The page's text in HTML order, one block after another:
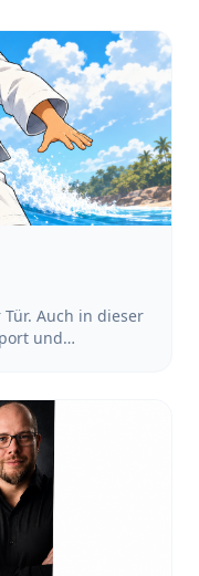
Auch in dieser
und
und
team-
von 6 bis 12
und 31.08.